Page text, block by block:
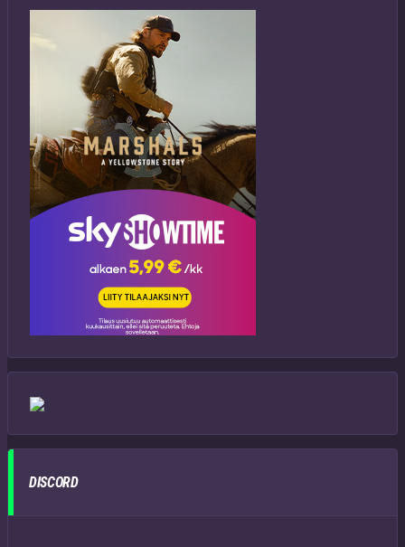
DISCORD